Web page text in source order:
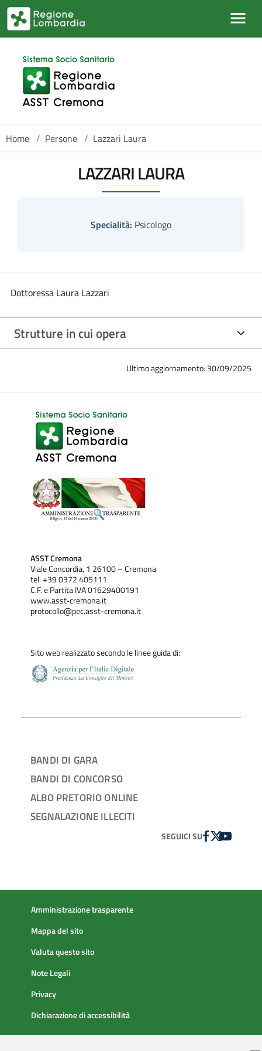
Salta al contenuto principale
Home / Persone / Lazzari Laura
LAZZARI LAURA
Specialità: Psicologo
Dottoressa Laura Lazzari
Strutture in cui opera
Ultimo aggiornamento: 30/09/2025
ASST Cremona
Viale Concordia, 1 26100 – Cremona
tel. +39 0372 405111
C.F. e Partita IVA 01629400191
www.asst‐cremona.it
protocollo@pec.asst-cremona.it
Sito web realizzato secondo le linee guida di:
BANDI DI GARA
BANDI DI CONCORSO
ALBO PRETORIO ONLINE
SEGNALAZIONE ILLECITI
SEGUICI SUFACEBOOK
TWITTER
YOUTUBE
Amministrazione trasparente
Mappa del sito
Valuta questo sito
Note Legali
Privacy
Dichiarazione di accessibilità